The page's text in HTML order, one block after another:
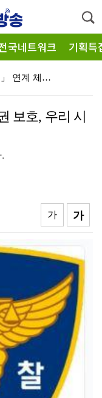
국네트워크 기획특
」 연계 체…
민형배 시장, 양식어류 긴급 방류 확대 건의…추가 물량…
해양수산부 신청사, 부산시 동구의 북항 1단계 재개발 …
동부지방산림청, 산불진화자원 활용 폭염 피해 예방 총력…
보호, 우리 시
가
가